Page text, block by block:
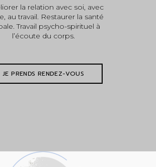
la relation avec soi, avec
au travail. Restaurer la santé
Travail psycho-spirituel à
l’écoute du corps.
JE PRENDS RENDEZ-VOUS